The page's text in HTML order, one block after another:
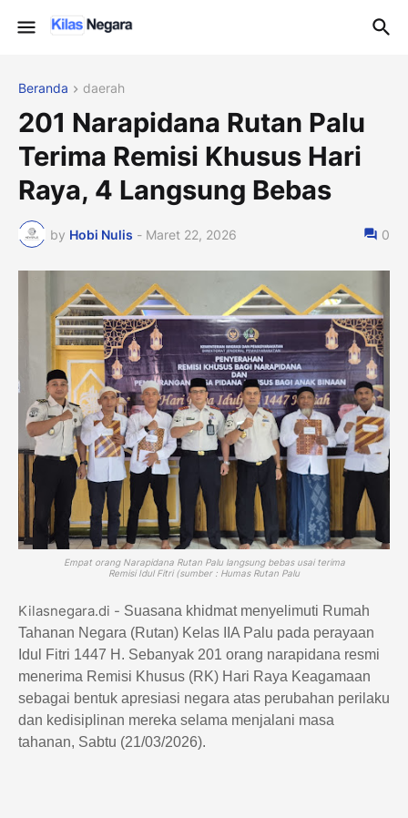
Beranda daerah
201 Narapidana Rutan Palu
Terima Remisi Khusus Hari
Raya, 4 Langsung Bebas
by Hobi Nulis - Maret 22, 2026 0
Empat orang Narapidana Rutan Palu langsung bebas usai terima
Remisi Idul Fitri (sumber : Humas Rutan Palu
Kilasnegara.di - Suasana khidmat menyelimuti Rumah
Tahanan Negara (Rutan) Kelas IIA Palu pada perayaan
Idul Fitri 1447 H. Sebanyak 201 orang narapidana resmi
menerima Remisi Khusus (RK) Hari Raya Keagamaan
sebagai bentuk apresiasi negara atas perubahan perilaku
dan kedisiplinan mereka selama menjalani masa
tahanan, Sabtu (21/03/2026).